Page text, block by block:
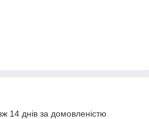
14 днів за домовленістю